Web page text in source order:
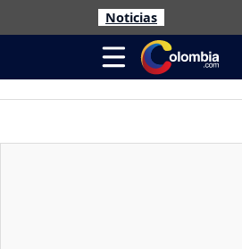
Noticias